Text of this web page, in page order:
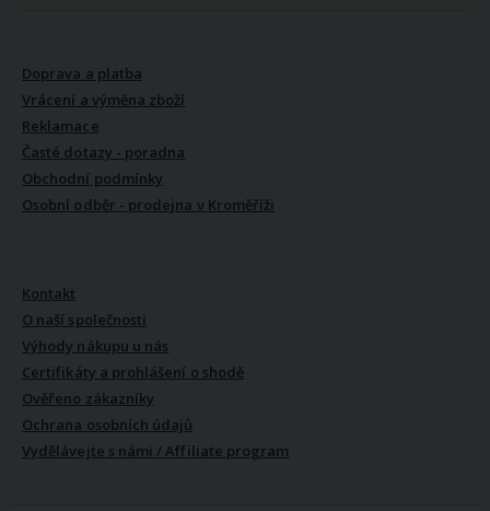
Doprava a platba
Vrácení a výměna zboží
Reklamace
Časté dotazy - poradna
Obchodní podmínky
Osobní odběr - prodejna v Kroměříži
Kontakt
O naší společnosti
Výhody nákupu u nás
Certifikáty a prohlášení o shodě
Ověřeno zákazníky
Ochrana osobních údajů
Vydělávejte s námi / Affiliate program